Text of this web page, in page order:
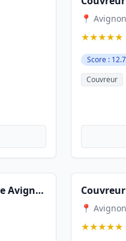
📍 Avignon
★★★★★
Score :
Couvreur
NAVERI JOSEPH - Rénovation Toiture Avignon
📍 Avignon
★★★★★